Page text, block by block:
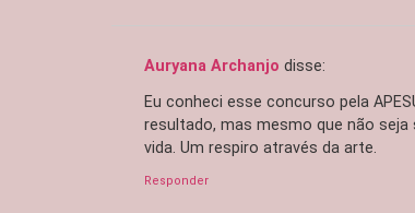
Auryana Archanjo disse:
Eu conheci esse concurso pela
resultado, mas mesmo que não
vida. Um respiro através da arte.
Responder